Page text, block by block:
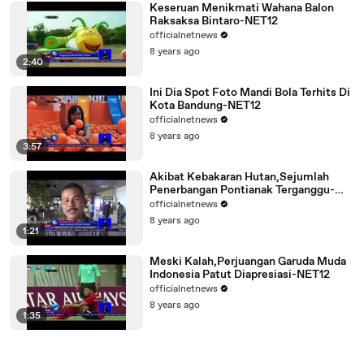
2:40
Keseruan Menikmati Wahana Balon
Raksaksa Bintaro-NET12
officialnetnews
8 years ago
3:57
Ini Dia Spot Foto Mandi Bola Terhits Di
Kota Bandung-NET12
officialnetnews
8 years ago
1:21
Akibat Kebakaran Hutan,Sejumlah
Penerbangan Pontianak Terganggu-
NET12
officialnetnews
8 years ago
1:35
Meski Kalah,Perjuangan Garuda Muda
Indonesia Patut Diapresiasi-NET12
officialnetnews
8 years ago